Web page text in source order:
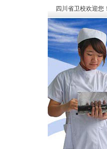
四川省卫校欢迎您！